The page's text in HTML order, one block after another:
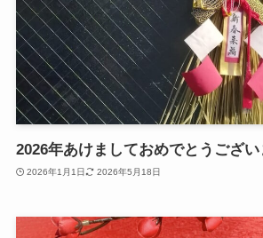
2026年あけましておめでとうござい
2026年1月1日 2026年5月18日